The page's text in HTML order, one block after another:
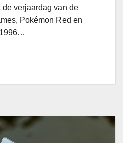
verjaardag van de
Pokémon Red en